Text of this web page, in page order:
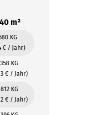
m²
KG
€ / Jahr)
KG
€ / Jahr)
KG
€ / Jahr)